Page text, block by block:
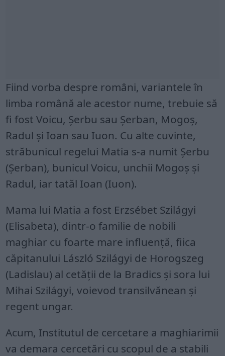
Fiind vorba despre români, variantele în
limba română ale acestor nume, trebuie să
fi fost Voicu, Șerbu sau Șerban, Mogoș,
Radul și Ioan sau Iuon. Cu alte cuvinte,
străbunicul regelui Matia s-a numit Șerbu
(Șerban), bunicul Voicu, unchii Mogoș și
Radul, iar tatăl Ioan (Iuon).
Mama lui Matia a fost Erzsébet Szilágyi
(Elisabeta), dintr-o familie de nobili
maghiar cu foarte mare influență, fiica
căpitanului László Szilágyi de Horogszeg
(Ladislau) al cetății de la Bradics și sora lui
Mihai Szilágyi, voievod transilvănean și
regent ungar.
Acum, Institutul de cercetare a maghiarimii
va demara cercetări cu scopul de a stabili